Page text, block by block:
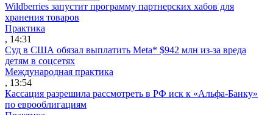
Wildberries запустит программу партнерских хабов для
хранения товаров
Практика
, 14:31
Суд в США обязал выплатить Meta* $942 млн из-за вреда
детям в соцсетях
Международная практика
, 13:54
Кассация разрешила рассмотреть в РФ иск к «Альфа-Банку»
по еврооблигациям